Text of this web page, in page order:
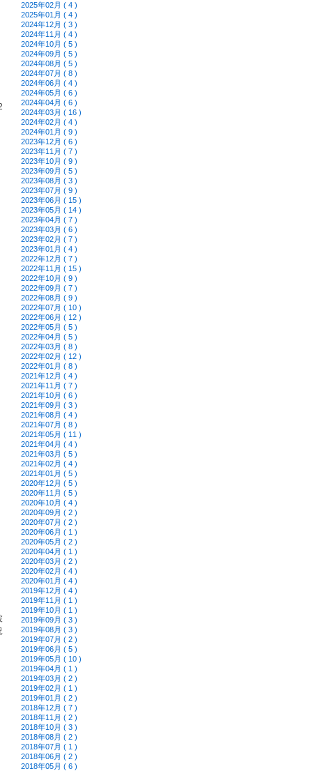
2025年02月 ( 4 )
2025年01月 ( 4 )
2024年12月 ( 3 )
2024年11月 ( 4 )
2024年10月 ( 5 )
2024年09月 ( 5 )
2024年08月 ( 5 )
2024年07月 ( 8 )
2024年06月 ( 4 )
2024年05月 ( 6 )
2024年04月 ( 6 )
2024年03月 ( 16 )
2024年02月 ( 4 )
2024年01月 ( 9 )
2023年12月 ( 6 )
2023年11月 ( 7 )
2023年10月 ( 9 )
2023年09月 ( 5 )
2023年08月 ( 3 )
2023年07月 ( 9 )
2023年06月 ( 15 )
2023年05月 ( 14 )
2023年04月 ( 7 )
2023年03月 ( 6 )
2023年02月 ( 7 )
2023年01月 ( 4 )
2022年12月 ( 7 )
2022年11月 ( 15 )
2022年10月 ( 9 )
2022年09月 ( 7 )
2022年08月 ( 9 )
2022年07月 ( 10 )
2022年06月 ( 12 )
2022年05月 ( 5 )
2022年04月 ( 5 )
2022年03月 ( 8 )
2022年02月 ( 12 )
2022年01月 ( 8 )
2021年12月 ( 4 )
2021年11月 ( 7 )
2021年10月 ( 6 )
2021年09月 ( 3 )
2021年08月 ( 4 )
2021年07月 ( 8 )
2021年05月 ( 11 )
2021年04月 ( 4 )
2021年03月 ( 5 )
2021年02月 ( 4 )
2021年01月 ( 5 )
2020年12月 ( 5 )
2020年11月 ( 5 )
2020年10月 ( 4 )
2020年09月 ( 2 )
2020年07月 ( 2 )
2020年06月 ( 1 )
2020年05月 ( 2 )
2020年04月 ( 1 )
2020年03月 ( 2 )
2020年02月 ( 4 )
2020年01月 ( 4 )
2019年12月 ( 4 )
2019年11月 ( 1 )
2019年10月 ( 1 )
2019年09月 ( 3 )
2019年08月 ( 3 )
2019年07月 ( 2 )
2019年06月 ( 5 )
2019年05月 ( 10 )
2019年04月 ( 1 )
2019年03月 ( 2 )
2019年02月 ( 1 )
2019年01月 ( 2 )
2018年12月 ( 7 )
2018年11月 ( 2 )
2018年10月 ( 3 )
2018年08月 ( 2 )
2018年07月 ( 1 )
2018年06月 ( 2 )
2018年05月 ( 6 )